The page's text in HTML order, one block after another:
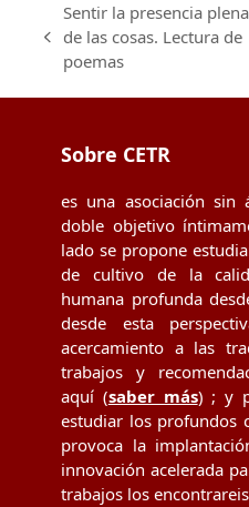
previous
post:
Sentir la presencia plena
de las cosas. Lectura de
poemas
Sobre CETR
es una asociación
doble objetivo
lado se propone
de cultivo de la
humana profunda
desde esta
acercamiento a las
trabajos y
aquí (saber más) ; y
estudiar los profundos
provoca la
innovación acelerada
trabajos los